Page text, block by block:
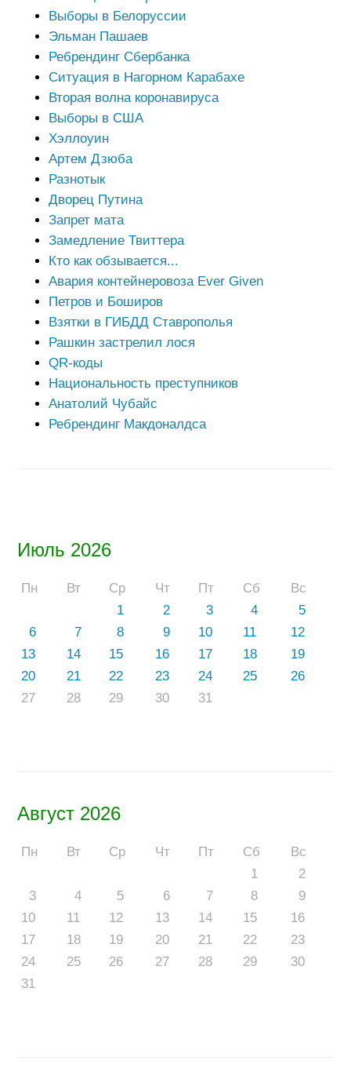
Июль 2026
Пн Вт Ср Чт Пт Сб
Вс
1
2 3 4
5
6
7 8 9 10 11
12
13
14 15 16 17 18
19
20
21 22 23 24 25
26
27
28 29 30 31
Август 2026
Пн Вт Ср Чт Пт Сб
Вс
1
2
3
4 5 6 7 8
9
10
11 12 13 14 15
16
17
18 19 20 21 22
23
24
25 26 27 28 29
30
31
Выборы в Белоруссии
Эльман Пашаев
Ребрендинг Сбербанка
Ситуация в Нагорном Карабахе
Вторая волна коронавируса
Выборы в США
Хэллоуин
Артем Дзюба
Разнотык
Дворец Путина
Запрет мата
Замедление Твиттера
Кто как обзывается...
Авария контейнеровоза Ever Given
Петров и Боширов
Взятки в ГИБДД Ставрополья
Рашкин застрелил лося
QR-коды
Национальность преступников
Анатолий Чубайс
Ребрендинг Макдоналдса